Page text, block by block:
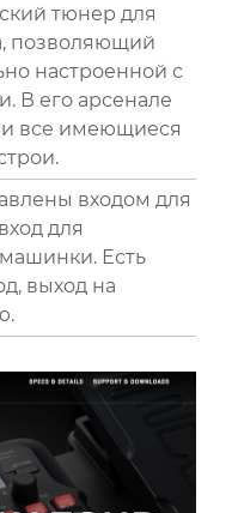
тюнер для
позволяющий
настроенной с
В его арсенале
все имеющиеся
входом для
для
Есть
выход на